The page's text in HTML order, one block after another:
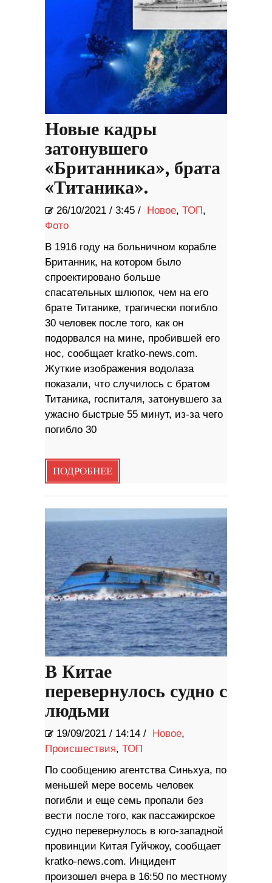
Новые кадры
затонувшего
«Британника», брата
«Титаника».
26/10/2021 / 3:45 / Новое, ТОП,
Фото
В 1916 году на больничном корабле
Британник, на котором было
спроектировано больше
спасательных шлюпок, чем на его
брате Титанике, трагически погибло
30 человек после того, как он
подорвался на мине, пробившей его
нос, сообщает kratko-news.com.
Жуткие изображения водолаза
показали, что случилось с братом
Титаника, госпиталя, затонувшего за
ужасно быстрые 55 минут, из-за чего
погибло 30
ПОДРОБНЕЕ
В Китае
перевернулось судно с
людьми
19/09/2021 / 14:14 / Новое,
Происшествия, ТОП
По сообщению агентства Синьхуа, по
меньшей мере восемь человек
погибли и еще семь пропали без
вести после того, как пассажирское
судно перевернулось в юго-западной
провинции Китая Гуйчжоу, сообщает
kratko-news.com. Инцидент
произошел вчера в 16:50 по местному